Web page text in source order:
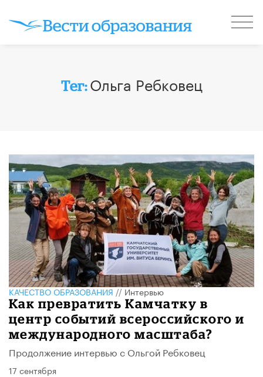
Тег:Ольга Ребковец
КАЧЕСТВО ОБРАЗОВАНИЯ//Интервью
Как превратить Камчатку в
центр событий всероссийского и
международного масштаба?
Продолжение интервью с Ольгой Ребковец
17 сентября